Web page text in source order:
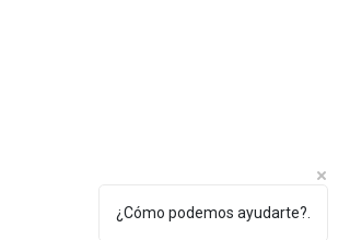
¿Cómo podemos ayudarte?.